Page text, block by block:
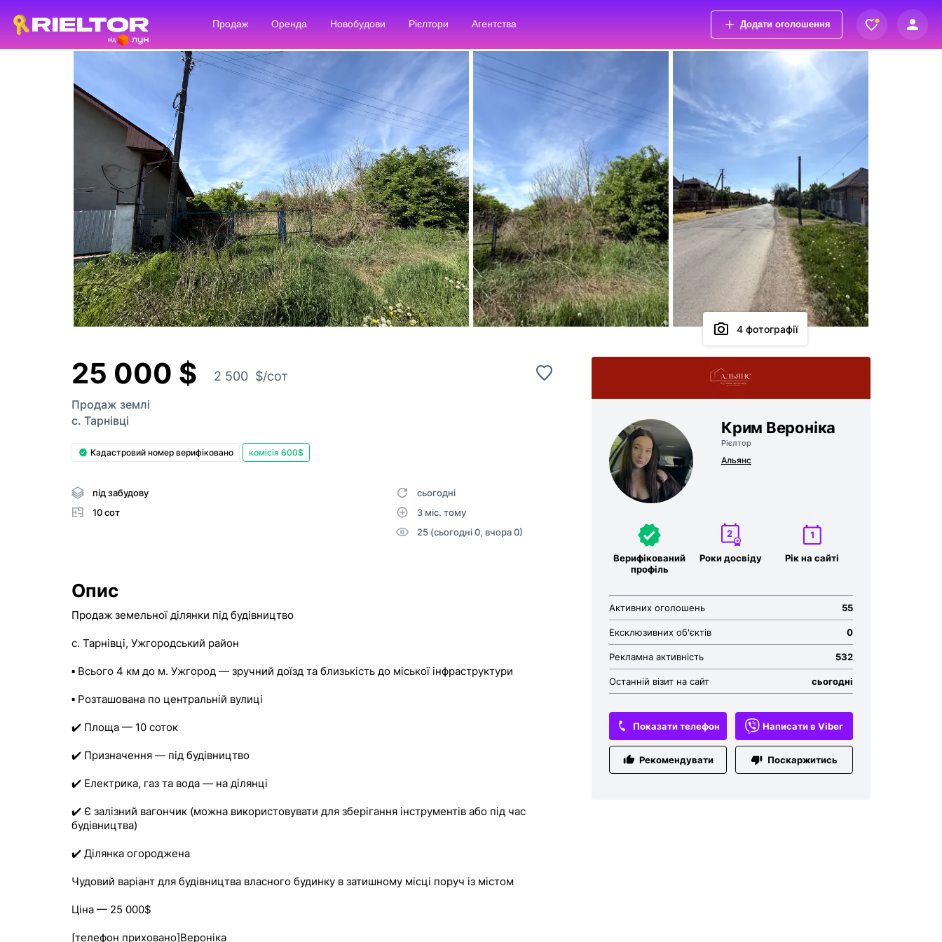
Продаж Оренда Новобудови Рієлтори Агентства Додати оголошення
Контакти
Переглянуті оголошення
Вхід
4 фотографії
25 000 $ 2 500 $/сот
Продаж землі
с. Тарнівці
Кадастровий номер верифіковано комісія 600$
під забудову
10 сот
сьогодні
3 міс. тому
25 (сьогодні 0, вчора 0)
Опис
Продаж земельної ділянки під будівництво
с. Тарнівці, Ужгородський район
▪️ Всього 4 км до м. Ужгород — зручний доїзд та близькість до міської інфраструктури
▪️ Розташована по центральній вулиці
✔️ Площа — 10 соток
✔️ Призначення — під будівництво
✔️ Електрика, газ та вода — на ділянці
✔️ Є залізний вагончик (можна використовувати для зберігання інструментів або під час
будівництва)
✔️ Ділянка огороджена
Чудовий варіант для будівництва власного будинку в затишному місці поруч із містом
Ціна — 25 000$
[телефон приховано]Вероніка
Крим Вероніка
Рієлтор
Альянс
Верифікований
профіль
2
Роки досвіду
1
Рік на сайті
Активних оголошень 55
Ексклюзивних об'єктів 0
Рекламна активність 532
Останній візит на сайт сьогодні
Показати телефон Написати в Viber
Рекомендувати Поскаржитись